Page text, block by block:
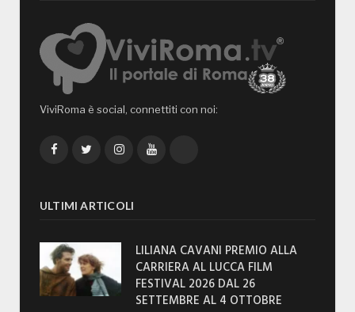
ViviRoma è social, connettiti con noi:
FacebookTwitterInstagramYouTube
ULTIMI ARTICOLI
LILIANA CAVANI PREMIO ALLA
CARRIERA AL LUCCA FILM
FESTIVAL 2026 DAL 26
SETTEMBRE AL 4 OTTOBRE